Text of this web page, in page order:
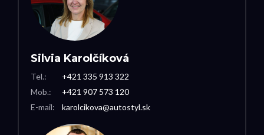
Silvia Karolčíková
Tel.:
Mob.:
E-mail:
+421 335 913 322
+421 907 573 120
karolcikova@autostyl.sk